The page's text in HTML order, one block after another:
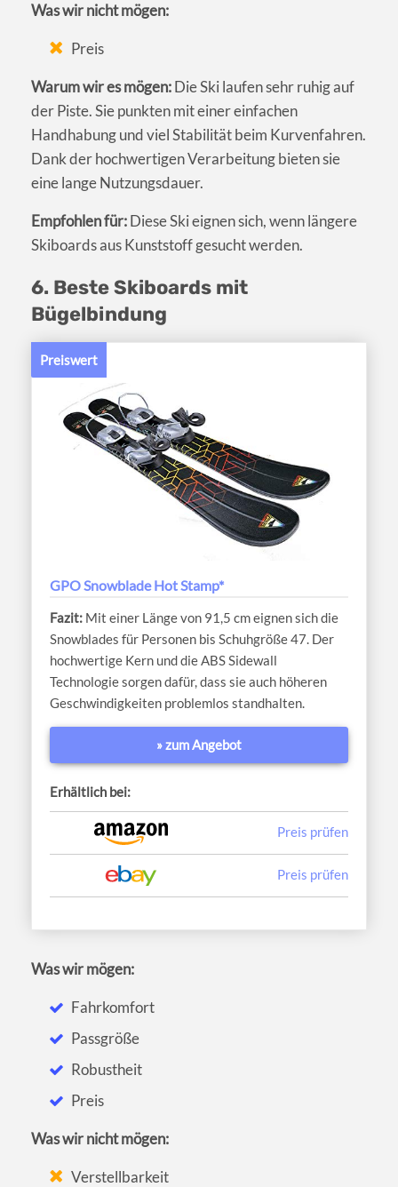
Was wir nicht mögen:
Preis
Warum wir es mögen:Die Ski laufen sehr ruhig auf
der Piste. Sie punkten mit einer einfachen
Handhabung und viel Stabilität beim Kurvenfahren.
Dank der hochwertigen Verarbeitung bieten sie
eine lange Nutzungsdauer.
Empfohlen für:Diese Ski eignen sich, wenn längere
Skiboards aus Kunststoff gesucht werden.
6. Beste Skiboards mit
Bügelbindung
Preiswert
GPO Snowblade Hot Stamp*
Mit einer Länge von 91,5 cm eignen sich die
Snowblades für Personen bis Schuhgröße 47. Der
hochwertige Kern und die ABS Sidewall
Technologie sorgen dafür, dass sie auch höheren
Geschwindigkeiten problemlos standhalten.
» zum Angebot
Erhältlich bei:
Preis prüfen
Preis prüfen
Was wir mögen:
Fahrkomfort
Passgröße
Robustheit
Preis
Was wir nicht mögen:
Verstellbarkeit